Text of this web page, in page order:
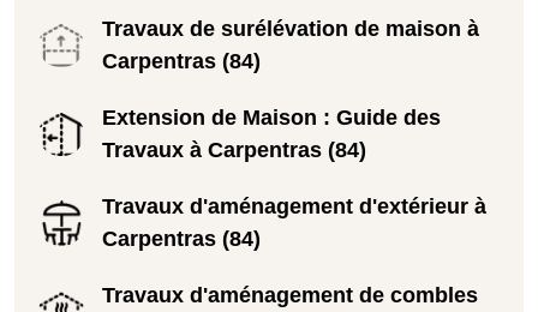
Travaux de surélévation de maison à
Carpentras (84)
Extension de Maison : Guide des
Travaux à Carpentras (84)
Travaux d'aménagement d'extérieur à
Carpentras (84)
Travaux d'aménagement de combles